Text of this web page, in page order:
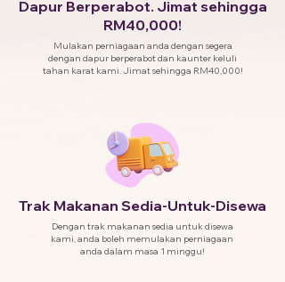
Dapur Berperabot. Jimat sehingga
RM40,000!
Mulakan perniagaan anda dengan segera
dengan dapur berperabot dan kaunter keluli
tahan karat kami. Jimat sehingga RM40,000!
Trak Makanan Sedia-Untuk-Disewa
Dengan trak makanan sedia untuk disewa
kami, anda boleh memulakan perniagaan
anda dalam masa 1 minggu!